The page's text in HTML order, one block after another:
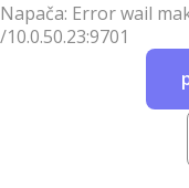
Napača: Error wail
/10.0.50.23:9701